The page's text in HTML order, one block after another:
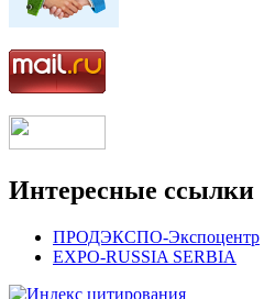
Интересные ссылки
ПРОДЭКСПО-Экспоцентр
EXPO-RUSSIA SERBIA